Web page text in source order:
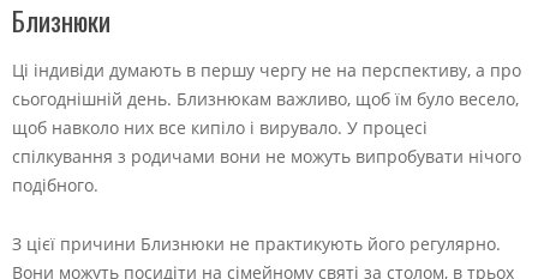
Близнюки
Ці індивіди думають в першу чергу не на перспективу, а про
сьогоднішній день. Близнюкам важливо, щоб їм було весело,
щоб навколо них все кипіло і вирувало. У процесі
спілкування з родичами вони не можуть випробувати нічого
подібного.
З цієї причини Близнюки не практикують його регулярно.
Вони можуть посидіти на сімейному святі за столом, в трьох